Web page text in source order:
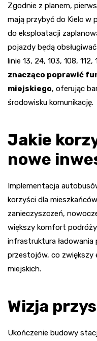
Zgodnie z planem,
mają przybyć do Kielc w
do eksploatacji
pojazdy będą
linie 13, 24, 103, 108,
znacząco poprawić
miejskiego, oferując
środowisku komunikację.
Jakie
nowe
Implementacja
korzyści dla
zanieczyszczeń,
większy komfort
infrastruktura ładowania
przestojów, co zwiększy
miejskich.
Wizja
Ukończenie budowy